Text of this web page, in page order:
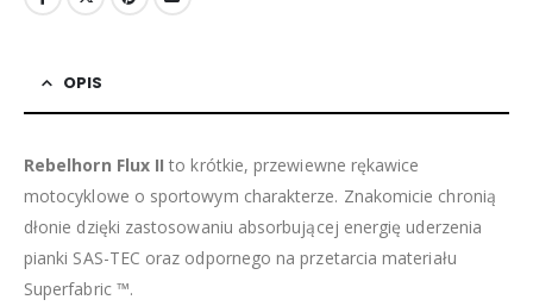
OPIS
Rebelhorn Flux IIto krótkie, przewiewne rękawice
motocyklowe o sportowym charakterze. Znakomicie chronią
dłonie dzięki zastosowaniu absorbującej energię uderzenia
pianki SAS-TEC oraz odpornego na przetarcia materiału
Superfabric ™.